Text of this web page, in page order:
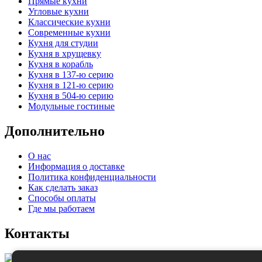
Угловые кухни
Классические кухни
Современные кухни
Кухня для студии
Кухня в хрущевку
Кухня в корабль
Кухня в 137-ю серию
Кухня в 121-ю серию
Кухня в 504-ю серию
Модульные гостиные
Дополнительно
О нас
Информация о доставке
Политика конфиденциальности
Как сделать заказ
Способы оплаты
Где мы работаем
Контакты